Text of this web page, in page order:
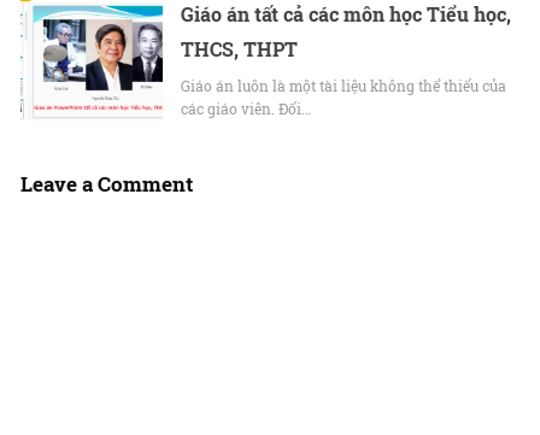
Giáo án tất cả các môn học Tiểu học,
THCS, THPT
Giáo án luôn là một tài liệu không thể thiếu của
các giáo viên. Đối…
Leave a Comment